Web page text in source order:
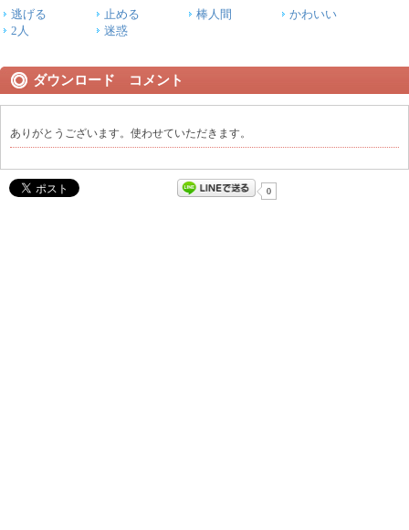
逃げる 止める 棒人間
かわいい
2人
迷惑
ダウンロード コメント
ありがとうございます。使わせていただきます。
0